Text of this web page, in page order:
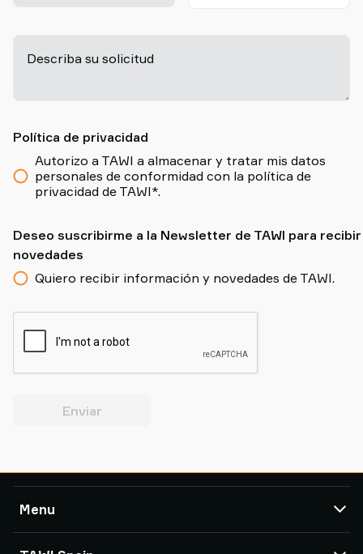
Describa su solicitud
Política de privacidad
Autorizo a TAWI a almacenar y tratar mis datos
personales de conformidad con la política de
privacidad de TAWI*.
Deseo suscribirme a la Newsletter de TAWI para recibir
novedades
Quiero recibir información y novedades de TAWI.
Enviar
Menu